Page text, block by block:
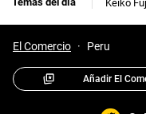
Keiko
El Comercio · Peru
Añadir El